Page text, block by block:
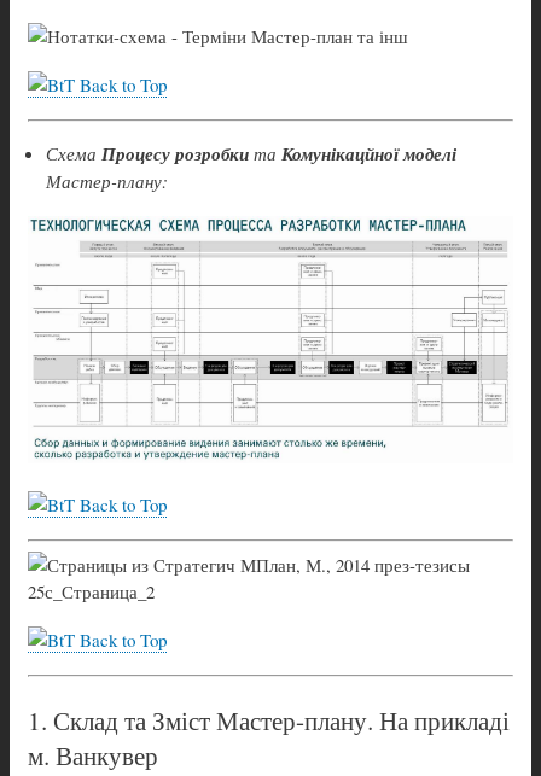
Back to Top
Схема Процесу розробки та Комунікацйної моделі
Мастер-плану:
Back to Top
Back to Top
1. Склад та Зміст Мастер-плану. На прикладі
м. Ванкувер